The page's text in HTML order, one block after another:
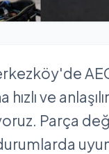
hızlı ve
Parça